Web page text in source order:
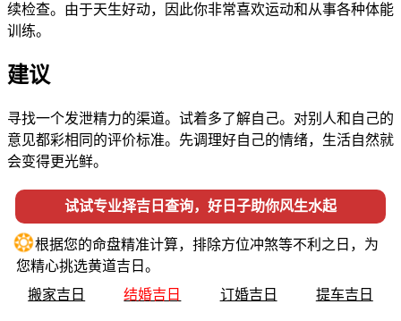
续检查。由于天生好动，因此你非常喜欢运动和从事各种体能
训练。
建议
寻找一个发泄精力的渠道。试着多了解自己。对别人和自己的
意见都彩相同的评价标准。先调理好自己的情绪，生活自然就
会变得更光鲜。
试试专业择吉日查询，好日子助你风生水起
❂根据您的命盘精准计算，排除方位冲煞等不利之日，为
您精心挑选黄道吉日。
搬家吉日
结婚吉日 订婚吉日 提车吉日